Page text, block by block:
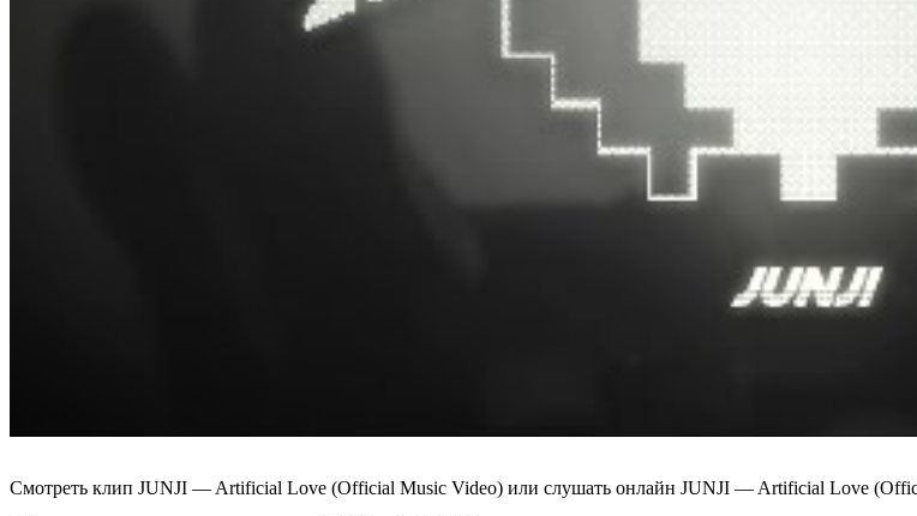
Смотреть клип JUNJI — Artificial Love (Official Music Video) или слушать онлайн JUNJI — Artificial Love